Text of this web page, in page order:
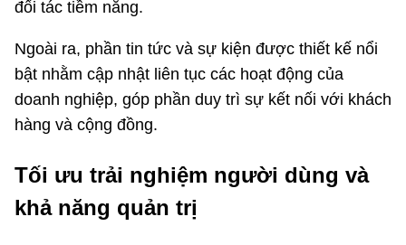
đối tác tiềm năng.
Ngoài ra, phần tin tức và sự kiện được thiết kế nổi
bật nhằm cập nhật liên tục các hoạt động của
doanh nghiệp, góp phần duy trì sự kết nối với khách
hàng và cộng đồng.
Tối ưu trải nghiệm người dùng và
khả năng quản trị